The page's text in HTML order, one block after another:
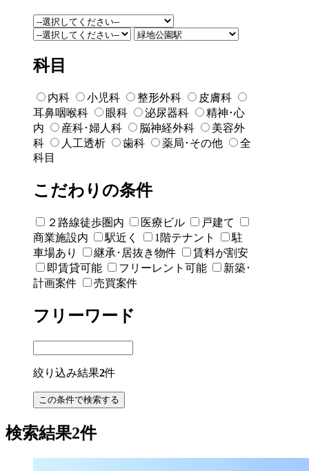
科目
内科 小児科 整形外科
皮膚科
耳鼻咽喉科
眼科 泌尿器科
精神･心
内
産科･婦人科 脳神経外科
美容外
科
人工透析 歯科 薬局･その他
全
科目
こだわりの条件
２路線徒歩圏内 医療ビル
戸建て
商業施設内
駅近く 1階テナント
駐
車場あり
継承･居抜き物件
賃料が割安
即賃貸可能
フリーレント可能
新築･
計画案件
売買案件
フリーワード
絞り込み結果2件
検索結果2件